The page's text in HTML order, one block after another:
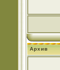
Архив